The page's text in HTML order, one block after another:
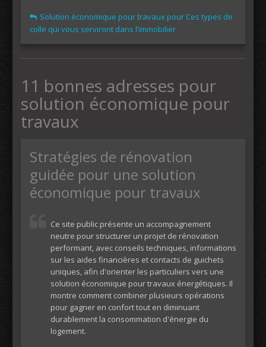
Solution économique pour travaux pour Ces types de
colle qui vous serviront dans l’immobilier
11 bonnes adresses pour
solution économique pour
travaux
Stratégies de rénovation
guidée pour une solution
économique pour travaux
Ce site public présente un accompagnement
neutre pour structurer un projet de rénovation
performant, avec conseils techniques, informations
sur les aides financières et contacts de guichets
uniques, afin d'orienter les particuliers vers une
solution économique pour travaux énergétiques. Il
montre comment combiner plusieurs opérations
pour gagner en confort tout en diminuant
durablement la consommation d'énergie du
logement.